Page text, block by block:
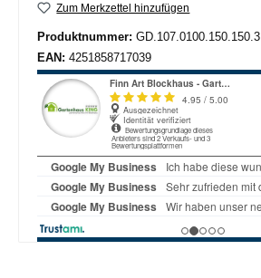
Zum Merkzettel hinzufügen
Produktnummer: GD.107.0100.150.150.3
EAN: 4251858717039